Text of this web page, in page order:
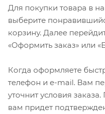
Для покупки товара в
выберите
корзину. Далее
«Оформить заказ» или
Когда оформляете
телефон и e-mail. Вам
уточнит условия
вам придет